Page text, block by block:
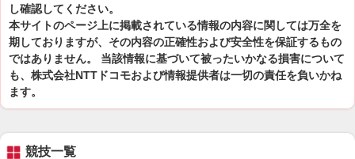
し確認してください。
本サイトのページ上に掲載されている情報の内容に関しては万全を
期しておりますが、その内容の正確性および安全性を保証するもの
ではありません。 当該情報に基づいて被ったいかなる損害について
も、株式会社NTTドコモおよび情報提供者は一切の責任を負いかね
ます。
競技一覧